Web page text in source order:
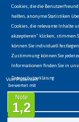
Telephone 030 931 70 62
marzahn - at - dr-
zahnarzt.berlin
Zahnarztpraxis in
Hellersdorf
Telephone 03056498144
hellersdorf - at - dr-
zahnarzt.berlin
Cookies, die die
helfen, anonyme Statistiken
Cookies, die relevante Inhalte
akzeptieren" klicken, stimmen
können Sie individuell
Zustimmung können Sie
Informationen finden Sie in
Datenschutzerklärung
Von Patienten
bewertet mit
Note
1,2